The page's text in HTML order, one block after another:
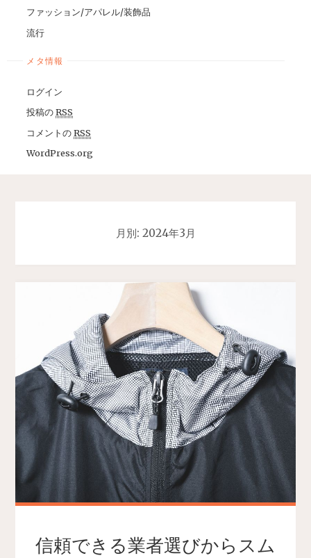
ファッション/アパレル/装飾品
流行
メタ情報
ログイン
投稿のRSS
コメントのRSS
WordPress.org
月別: 2024年3月
信頼できる業者選びからスム